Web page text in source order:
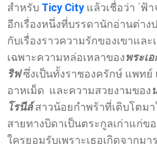
สำหรับ Ticy City แล้วเชื่อว่า “ฟ้
อีกเรื่องหนึ่งที่บรรดานักอ่านต่าง
กับเรื่องราวความรักของเขาแล
เฉพาะความหล่อเหลาของพระเ
ริฟซึ่งเป็นทั้งราชองครักษ์ แพท
อาหเม็ด และความสวยงามของ
โรนีล์สาวน้อยกำพร้าที่เติบโตม
สายทางบิดาเป็นตระกูลเก่าแก่ข
ใครยอมรับเพราะเธอเกิดจากมา